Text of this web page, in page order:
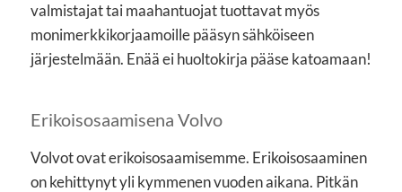
valmistajat tai maahantuojat tuottavat myös
monimerkkikorjaamoille pääsyn sähköiseen
järjestelmään. Enää ei huoltokirja pääse katoamaan!
Erikoisosaamisena Volvo
Volvot ovat erikoisosaamisemme. Erikoisosaaminen
on kehittynyt yli kymmenen vuoden aikana. Pitkän